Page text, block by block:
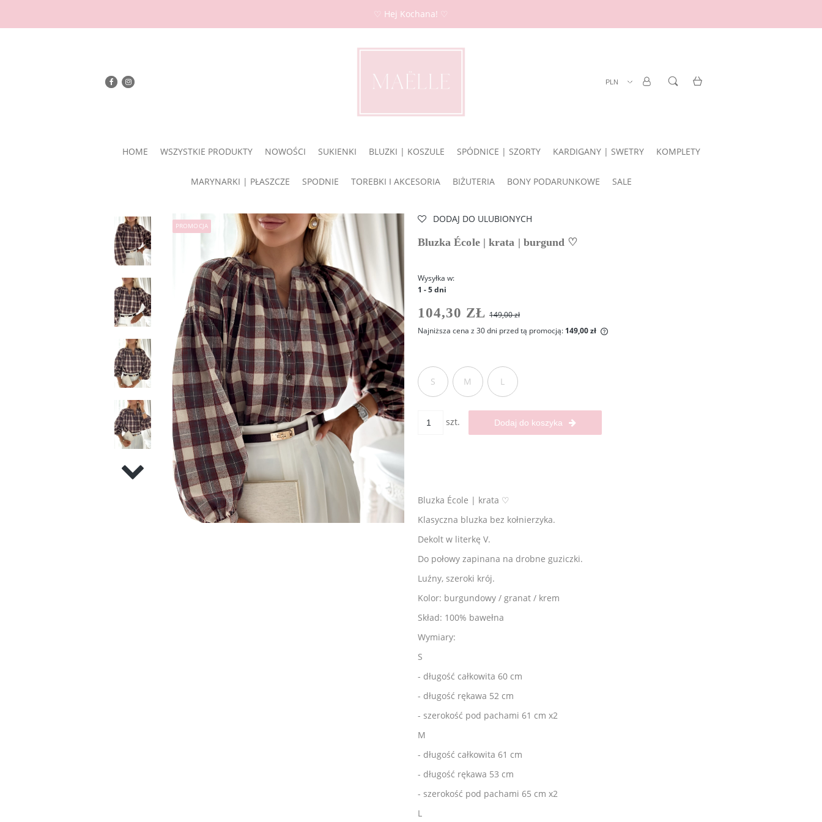
♡ Hej Kochana! ♡
HOME WSZYSTKIE PRODUKTY NOWOŚCI SUKIENKI BLUZKI | KOSZULE SPÓDNICE | SZORTY KARDIGANY | SWETRY KOMPLETY
MARYNARKI | PŁASZCZE SPODNIE TOREBKI I AKCESORIA BIŻUTERIA BONY PODARUNKOWE SALE
PROMOCJA
DODAJ DO ULUBIONYCH
Bluzka École | krata | burgund ♡
Wysyłka w:
1 - 5 dni
104,30 ZŁ 149,00 zł
Najniższa cena z 30 dni przed tą promocją: 149,00 zł
30 dni, wyświetlana jest najniższa cena od
momentu, kiedy produkt pojawił się w
sprzedaży.
S M L
szt. Dodaj do koszyka
Bluzka École | krata ♡
Klasyczna bluzka bez kołnierzyka.
Dekolt w literkę V.
Do połowy zapinana na drobne guziczki.
Luźny, szeroki krój.
Kolor: burgundowy / granat / krem
Skład: 100% bawełna
Wymiary:
S
- długość całkowita 60 cm
- długość rękawa 52 cm
- szerokość pod pachami 61 cm x2
M
- długość całkowita 61 cm
- długość rękawa 53 cm
- szerokość pod pachami 65 cm x2
L